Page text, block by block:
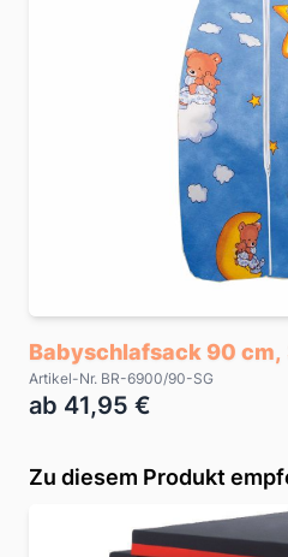
Babyschlafsack 90 cm,
Artikel-Nr. BR-6900/90-SG
ab 41,95 €
Zu diesem Produkt